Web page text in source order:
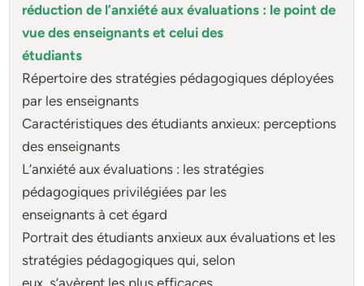
réduction de l’anxiété aux évaluations : le point de
vue des enseignants et celui des
étudiants
Répertoire des stratégies pédagogiques déployées
par les enseignants
Caractéristiques des étudiants anxieux: perceptions
des enseignants
L’anxiété aux évaluations : les stratégies
pédagogiques privilégiées par les
enseignants à cet égard
Portrait des étudiants anxieux aux évaluations et les
stratégies pédagogiques qui, selon
eux, s’avèrent les plus efficaces